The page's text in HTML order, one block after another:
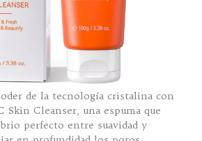
de la tecnología cristalina con
Skin Cleanser, una espuma que
perfecto entre suavidad y